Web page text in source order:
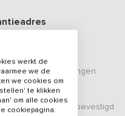
van 17beoordelingen
de verhuurder zijn bevestigd
werkt de
we de
we cookies om
te klikken
om alle cookies
cookiepagina.